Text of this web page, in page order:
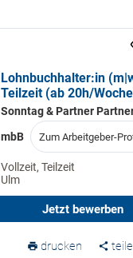
Lohnbuchhalter:in
Teilzeit (ab 20h/
Sonntag & Partner
mbB
Zum Arbeitgeber-
Vollzeit, Teilzeit
Ulm
Jetzt bewerben
drucken